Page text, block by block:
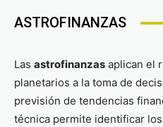
ASTROFINANZAS
Las astrofinanzas aplican el
planetarios a la toma de
previsión de tendencias
técnica permite identificar